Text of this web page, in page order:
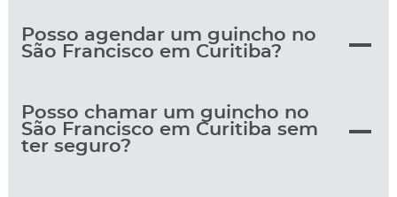
Posso agendar um guincho no
São Francisco em Curitiba?
Posso chamar um guincho no
São Francisco em Curitiba sem
ter seguro?